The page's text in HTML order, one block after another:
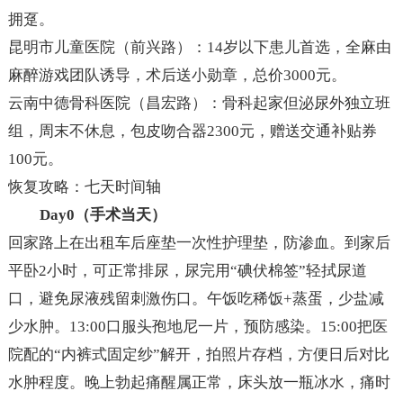
拥趸。
昆明市儿童医院（前兴路）：14岁以下患儿首选，全麻由
麻醉游戏团队诱导，术后送小勋章，总价3000元。
云南中德骨科医院（昌宏路）：骨科起家但泌尿外独立班
组，周末不休息，包皮吻合器2300元，赠送交通补贴券
100元。
恢复攻略：七天时间轴
Day0（手术当天）
回家路上在出租车后座垫一次性护理垫，防渗血。到家后
平卧2小时，可正常排尿，尿完用“碘伏棉签”轻拭尿道
口，避免尿液残留刺激伤口。午饭吃稀饭+蒸蛋，少盐减
少水肿。13:00口服头孢地尼一片，预防感染。15:00把医
院配的“内裤式固定纱”解开，拍照片存档，方便日后对比
水肿程度。晚上勃起痛醒属正常，床头放一瓶冰水，痛时